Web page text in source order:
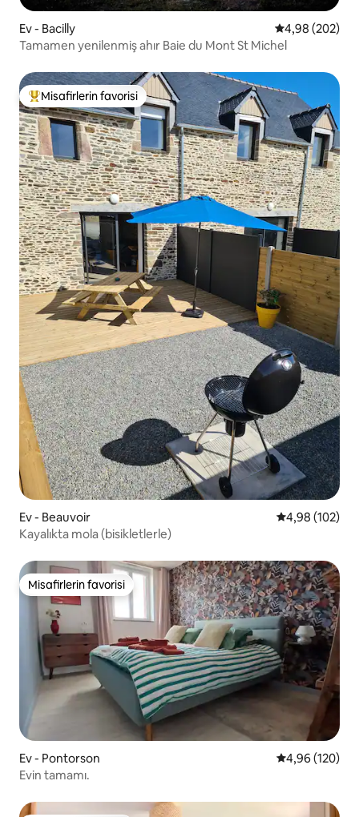
Ev - Bacilly 5 üzerinden
4,98 (202)
Tamamen yenilenmiş ahır Baie du Mont St Michel
Misafirlerin favorilerinden en beğenilenler arasında
Misafirlerin favorisi
Ev - Beauvoir 5 üzerinden
4,98 (102)
Kayalıkta mola (bisikletlerle)
Misafirlerin favorisi
Misafirlerin favorisi
Ev - Pontorson 5 üzerinden
4,96 (120)
Evin tamamı.